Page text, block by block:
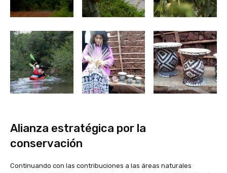
Alianza estratégica por la
conservación
Continuando con las contribuciones a las áreas naturales